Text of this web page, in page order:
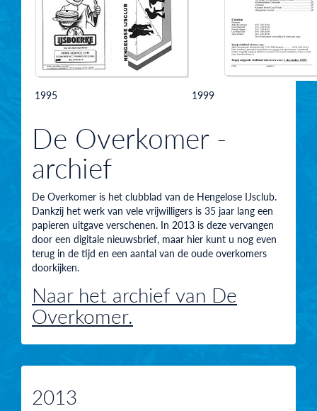
1995 1999
De Overkomer -
archief
De Overkomer is het clubblad van de Hengelose IJsclub.
Dankzij het werk van vele vrijwilligers is 35 jaar lang een
papieren uitgave verschenen. In 2013 is deze vervangen
door een digitale nieuwsbrief, maar hier kunt u nog even
terug in de tijd en een aantal van de oude overkomers
doorkijken.
Naar het archief van De
Overkomer.
2013